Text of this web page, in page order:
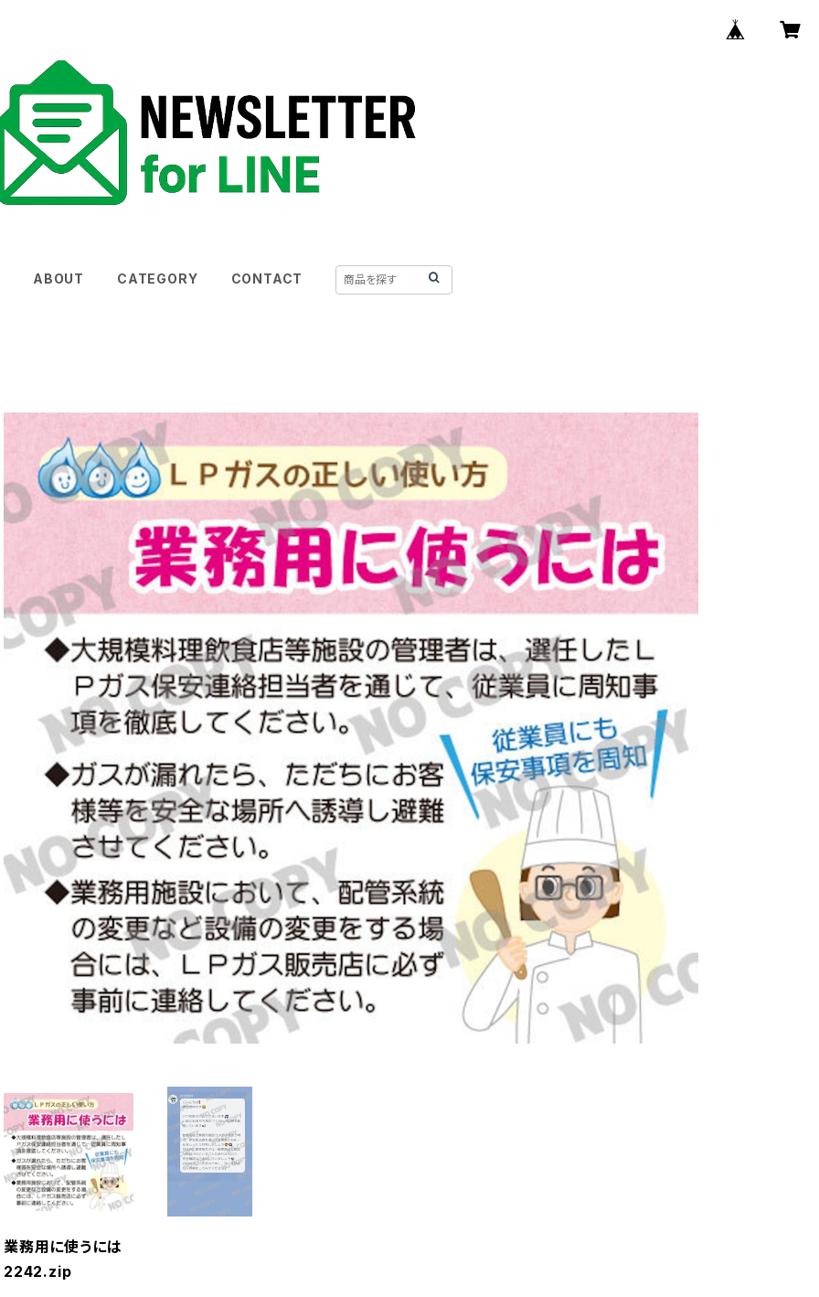
ABOUT CATEGORY CONTACT
業務用に使うには
2242.zip